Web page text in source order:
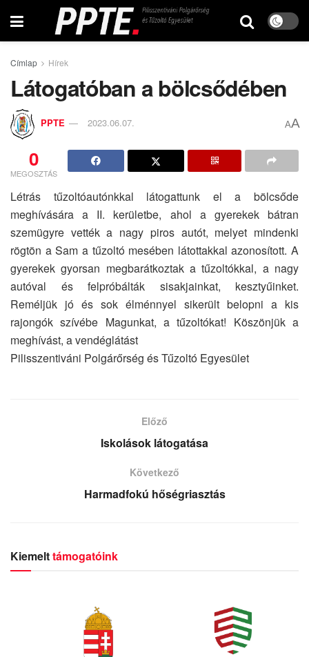
Címlap Hírek
Látogatóban a bölcsődében
PPTE 2023.06.07. AA
0
MEGOSZTÁS
Létrás tűzoltóautónkkal látogattunk el a bölcsőde
meghívására a II. kerületbe, ahol a gyerekek bátran
szemügyre vették a nagy piros autót, melyet mindenki
rögtön a Sam a tűzoltó mesében látottakkal azonosított. A
gyerekek gyorsan megbarátkoztak a tűzoltókkal, a nagy
autóval és felpróbálták sisakjainkat, kesztyűinket.
Reméljük jó és sok élménnyel sikerült belopni a kis
rajongók szívébe Magunkat, a tűzoltókat! Köszönjük a
meghívást, a vendéglátást
Pilisszentiváni Polgárőrség és Tűzoltó Egyesület
Előző
Iskolások látogatása
Következő
Harmadfokú hőségriasztás
Kiemelttámogatóink